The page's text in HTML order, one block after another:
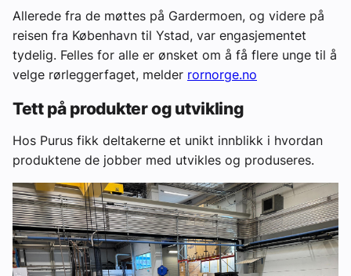
Allerede fra de møttes på Gardermoen, og videre på
reisen fra København til Ystad, var engasjementet
tydelig. Felles for alle er ønsket om å få flere unge til å
velge rørleggerfaget, melder rornorge.no
Tett på produkter og utvikling
Hos Purus fikk deltakerne et unikt innblikk i hvordan
produktene de jobber med utvikles og produseres.